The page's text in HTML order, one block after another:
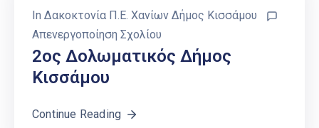
In Δακοκτονία Π.Ε. Χανίων Δήμος Κισσάμου
Απενεργοποίηση Σχολίου
2ος Δολωματικός Δήμος
Κισσάμου
Continue Reading